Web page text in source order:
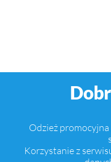
Odzież
Korzystanie z